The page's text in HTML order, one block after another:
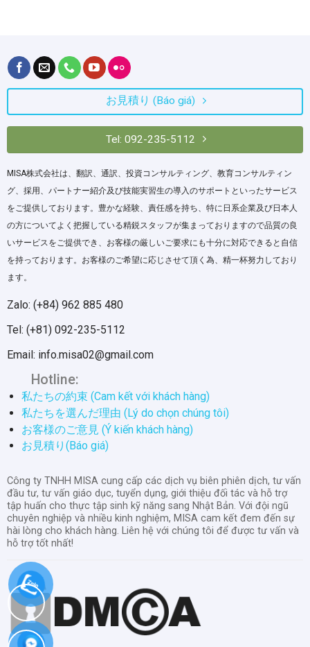
お見積り (Báo giá)
Tel: 092-235-5112
MISA株式会社は、翻訳、通訳、投資コンサルティング、教育コンサルティン
グ、採用、パートナー紹介及び技能実習生の導入のサポートといったサービス
をご提供しております。豊かな経験、責任感を持ち、特に日系企業及び日本人
の方についてよく把握している精鋭スタッフが集まっておりますので品質の良
いサービスをご提供でき、お客様の厳しいご要求にも十分に対応できると自信
を持っております。お客様のご希望に応じさせて頂く為、精一杯努力しており
ます。
Zalo: (+84) 962 885 480
Tel: (+81) 092-235-5112
Email: info.misa02@gmail.com
Hotline:
私たちの約束 (Cam kết với khách hàng)
私たちを選んだ理由 (Lý do chọn chúng tôi)
お客様のご意見 (Ý kiến khách hàng)
お見積り(Báo giá)
Công ty TNHH MISA cung cấp các dịch vụ biên phiên dịch, tư vấn
đầu tư, tư vấn giáo dục, tuyển dụng, giới thiệu đối tác và hỗ trợ
tập huấn cho thực tập sinh kỹ năng sang Nhật Bản. Với đội ngũ
chuyên nghiệp và nhiều kinh nghiệm, MISA cam kết đem đến sự
hài lòng cho khách hàng. Liên hệ với chúng tôi để được tư vấn và
hỗ trợ tốt nhất!